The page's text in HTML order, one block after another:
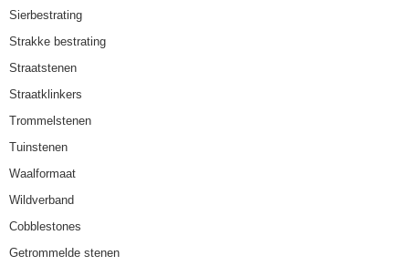
Sierbestrating
Strakke bestrating
Straatstenen
Straatklinkers
Trommelstenen
Tuinstenen
Waalformaat
Wildverband
Cobblestones
Getrommelde stenen